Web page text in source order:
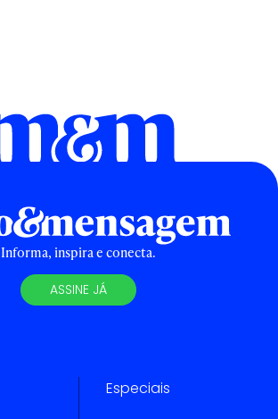
Informa, inspira e conecta.
ASSINE JÁ
Especiais